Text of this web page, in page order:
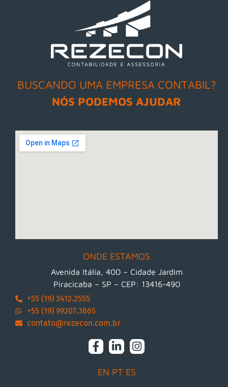
BUSCANDO UMA EMPRESA CONTÁBIL?
NÓS PODEMOS AJUDAR
ONDE ESTAMOS
Avenida Itália, 400 – Cidade Jardim
Piracicaba – SP – CEP: 13416-490
+55 (19) 3412.2555
+55 (19) 99207.3665
contato@rezecon.com.br
EN PT ES